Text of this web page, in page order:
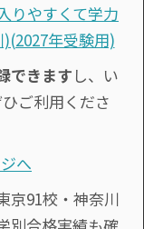
りやすくて学力
年受験用)
できます し、い
ご利用くださ
へ
京91校・神奈川